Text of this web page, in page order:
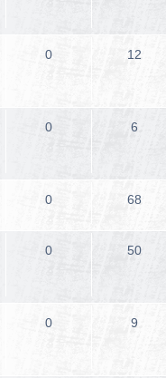
0 12
0 6
0 68
0 50
0 9